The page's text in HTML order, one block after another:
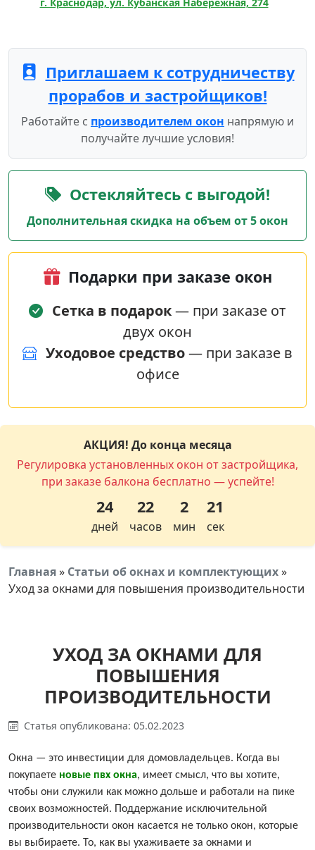
Приглашаем к сотрудничеству
прорабов и застройщиков!
Работайте с производителем окон напрямую и
получайте лучшие условия!
Остекляйтесь с выгодой!
Дополнительная скидка на объем от 5 окон
Подарки при заказе окон
Сетка в подарок— при заказе от
двух окон
Уходовое средство— при заказе в
офисе
АКЦИЯ! До конца месяца
Регулировка установленных окон от застройщика,
при заказе балкона бесплатно — успейте!
24
дней
22
часов
2
мин
21
сек
Главная» Статьи об окнах и комплектующих»
Уход за окнами для повышения производительности
УХОД ЗА ОКНАМИ ДЛЯ
ПОВЫШЕНИЯ
ПРОИЗВОДИТЕЛЬНОСТИ
Статья опубликована: 05.02.2023
Окна — это инвестиции для домовладельцев. Когда вы
покупаете новые пвх окна, имеет смысл, что вы хотите,
чтобы они служили как можно дольше и работали на пике
своих возможностей. Поддержание исключительной
производительности окон касается не только окон, которые
вы выбираете. То, как вы ухаживаете за окнами и